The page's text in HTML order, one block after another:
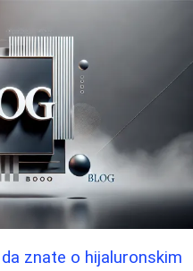
znate o hijaluronskim